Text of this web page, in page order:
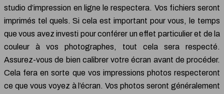
studio d’impression en ligne le respectera. Vos fichiers seront
imprimés tel quels. Si cela est important pour vous, le temps
que vous avez investi pour conférer un effet particulier et de la
couleur à vos photographes, tout cela sera respecté.
Assurez-vous de bien calibrer votre écran avant de procéder.
Cela fera en sorte que vos impressions photos respecteront
ce que vous voyez à l’écran. Vos photos seront généralement